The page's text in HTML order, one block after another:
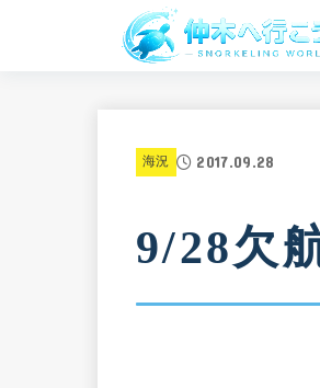
海況 2017.09.28
9/28欠